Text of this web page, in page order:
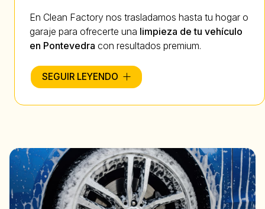
En Clean Factory nos trasladamos hasta tu hogar o
garaje para ofrecerte una limpieza de tu vehículo
en Pontevedra con resultados premium.
Este servicio incluye el
lavado exterior y la
limpieza interiorde todo el habitáculo. Además,
dejaremos tu coche como nuevo.
SEGUIR LEYENDO